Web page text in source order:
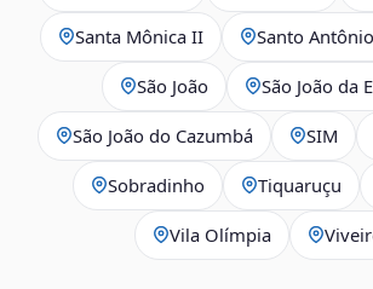
Santa Mônica II Santo
São João São João da
São João do Cazumbá SIM
Sobradinho Tiquaruçu
Vila Olímpia